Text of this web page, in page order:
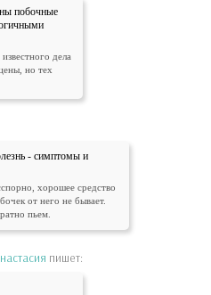
побочные
дела
но тех
- симптомы и
хорошее средство
от него не бывает.
пьем.
пишет: